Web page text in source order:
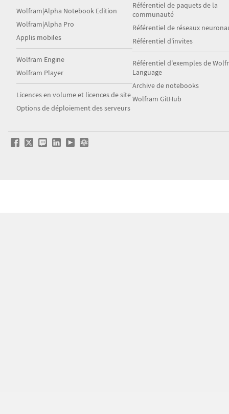
Wolfram|Alpha Notebook Edition
Wolfram|Alpha Pro
Applis mobiles
Wolfram Engine
Wolfram Player
Licences en volume et licences de site
Options de déploiement des serveurs
Référentiel de paquets de la
communauté
Référentiel de réseaux
Référentiel d'invites
Référentiel d'exemples de
Language
Archive de notebooks
Wolfram GitHub